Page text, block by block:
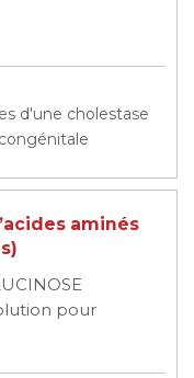
d'une cholestase
aminés
pour